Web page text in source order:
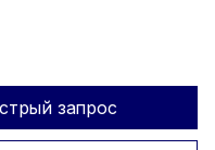
запрос